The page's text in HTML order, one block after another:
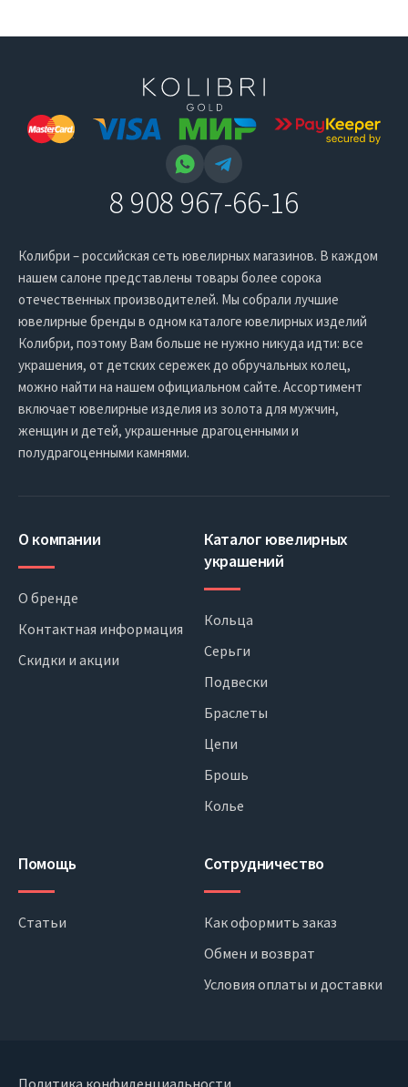
8 908 967-66-16
Колибри – российская сеть ювелирных магазинов. В каждом
нашем салоне представлены товары более сорока
отечественных производителей. Мы собрали лучшие
ювелирные бренды в одном каталоге ювелирных изделий
Колибри, поэтому Вам больше не нужно никуда идти: все
украшения, от детских сережек до обручальных колец,
можно найти на нашем официальном сайте. Ассортимент
включает ювелирные изделия из золота для мужчин,
женщин и детей, украшенные драгоценными и
полудрагоценными камнями.
О компании
О бренде
Контактная информация
Скидки и акции
Каталог ювелирных
украшений
Кольца
Серьги
Подвески
Браслеты
Цепи
Брошь
Колье
Помощь
Статьи
Сотрудничество
Как оформить заказ
Обмен и возврат
Условия оплаты и доставки